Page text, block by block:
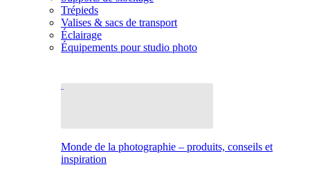
Trépieds
Valises & sacs de transport
Éclairage
Équipements pour studio photo
Monde de la photographie – produits, conseils et
inspiration